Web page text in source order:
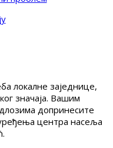
локалне заједнице,
значаја. Вашим
допринесите
центра насеља